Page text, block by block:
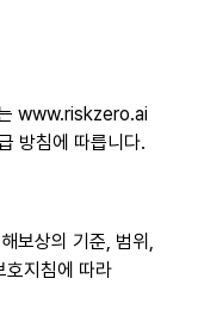
www.riskzero.ai
방침에 따릅니다.
보상의 기준, 범위,
호지침에 따라